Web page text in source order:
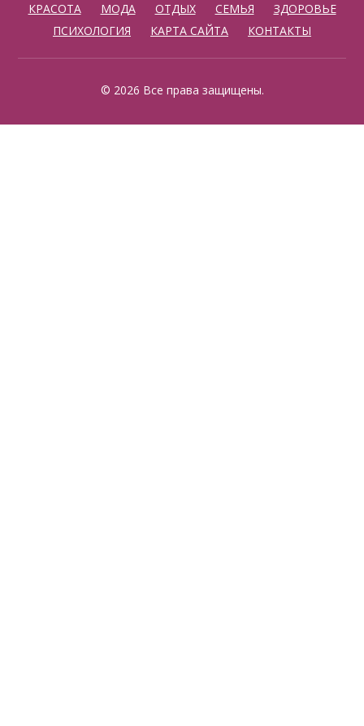
КРАСОТА МОДА ОТДЫХ СЕМЬЯ
ЗДОРОВЬЕ
ПСИХОЛОГИЯ
КАРТА САЙТА КОНТАКТЫ
© 2026 Все права защищены.